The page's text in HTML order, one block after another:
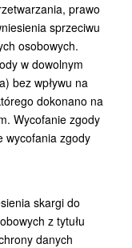
prawo
sprzeciwu
osobowych.
w dowolnym
bez wpływu na
dokonano na
Wycofanie zgody
wycofania zgody
skargi do
z tytułu
danych